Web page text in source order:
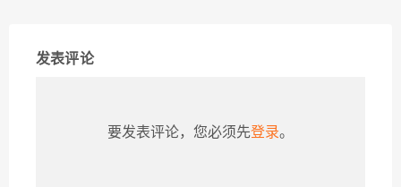
发表评论
要发表评论，您必须先登录。